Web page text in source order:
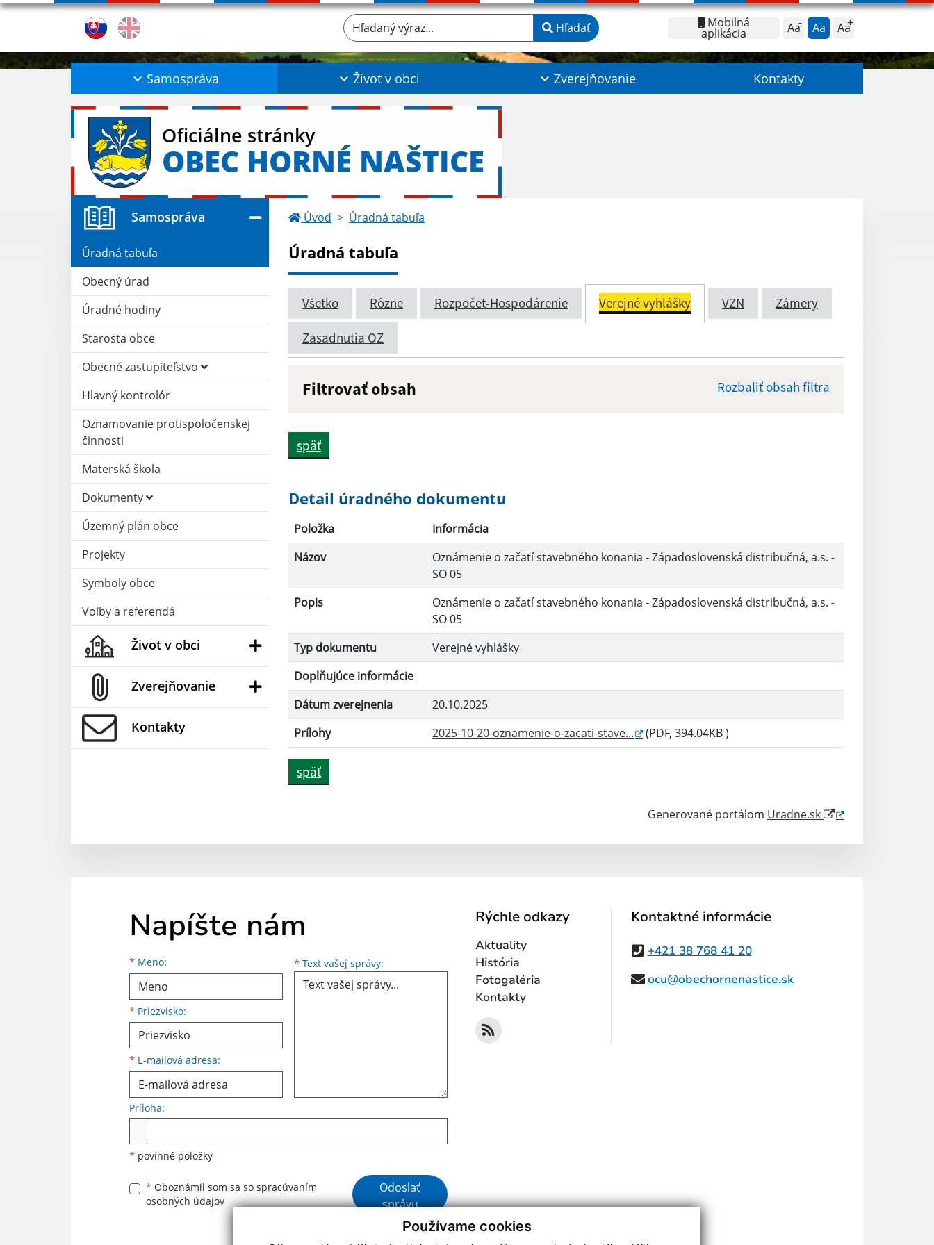
Používame cookies
Mobilná
aplikácia Aa Aa Aa
Hľadaný výraz... Hľadať
Samospráva Život v obci Zverejňovanie Kontakty
Oficiálne stránky
OBEC HORNÉ NAŠTICE
Samospráva
Úradná tabuľa
Obecný úrad
Úradné hodiny
Starosta obce
Obecné zastupiteľstvo
Hlavný kontrolór
Oznamovanie protispoločenskej
činnosti
Materská škola
Dokumenty
Územný plán obce
Projekty
Symboly obce
Voľby a referendá
Život v obci
Zverejňovanie
Kontakty
Úvod Úradná tabuľa
Úradná tabuľa
Všetko Rôzne Rozpočet-Hospodárenie Verejné vyhlášky VZN Zámery
Zasadnutia OZ
Filtrovať obsah Rozbaliť obsah filtra
Filtrovať Reset
späť
Detail úradného dokumentu
Položka
Informácia
Názov
Oznámenie o začatí stavebného konania - Západoslovenská distribučná, a.s. -
SO 05
Popis
Oznámenie o začatí stavebného konania - Západoslovenská distribučná, a.s. -
SO 05
Typ dokumentu
Verejné vyhlášky
Doplňujúce informácie
Dátum zverejnenia
20.10.2025
Prílohy
2025-10-20-oznamenie-o-zacati-stave... (PDF, 394.04KB )
späť
Generované portálom Uradne.sk
Napíšte nám
* Meno:
Meno
* Priezvisko:
Priezvisko
* E-mailová adresa:
E-mailová adresa * Text vašej správy: Text vašej správy...
Príloha:
* povinné položky
* Oboznámil som sa so spracúvaním
osobných údajov
Google reCaptcha Response
Odoslať
správu
Rýchle odkazy
Aktuality
História
Fotogaléria
Kontakty
Kontaktné informácie
+421 38 768 41 20
ocu@obechornenastice.sk